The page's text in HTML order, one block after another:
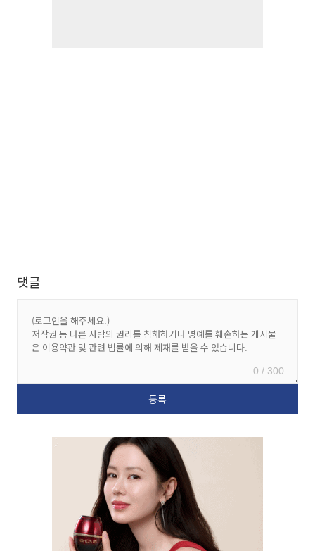
댓글
0 / 300